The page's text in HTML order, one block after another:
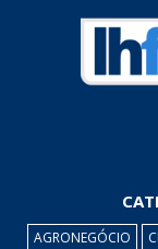
AGRONEGÓCIO